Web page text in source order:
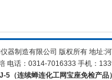
器制造有限公司 版权所有 地址:
电话：0314-7016333 手机：
5（连续蝉连化工网宝座免检产